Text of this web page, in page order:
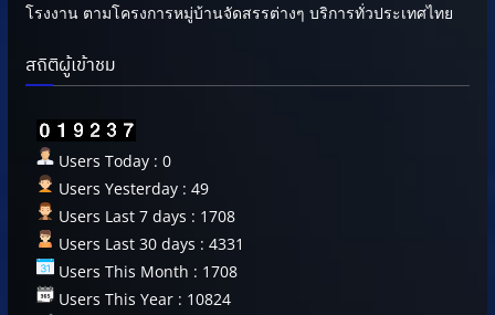
โรงงาน ตามโครงการหมู่บ้านจัดสรรต่างๆ บริการทั่วประเทศไทย
สถิติผู้เข้าชม
Users Today : 0
Users Yesterday : 49
Users Last 7 days : 1708
Users Last 30 days : 4331
Users This Month : 1708
Users This Year : 10824